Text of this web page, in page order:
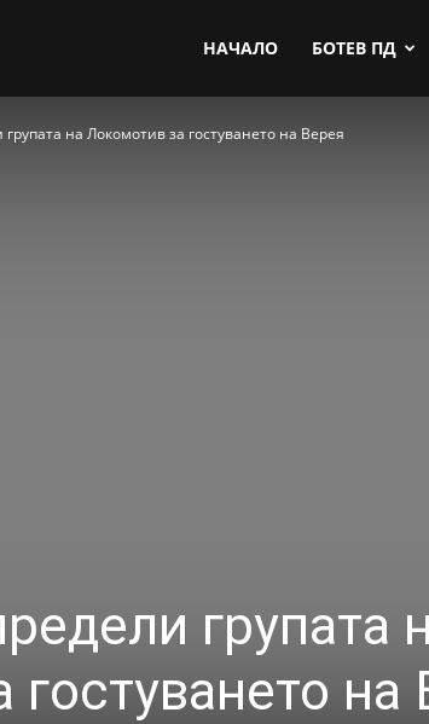
НАЧАЛО БОТЕВ ПД
на Локомотив за гостуването на Верея
групата
на